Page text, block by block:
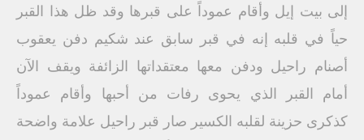
إلى بيت إيل وأقام عموداً على قبرها وقد ظل هذا القبر
حياً في قلبه إنه في قبر سابق عند شكيم دفن يعقوب
أصنام راحيل ودفن معها معتقداتها الزائفة ويقف الآن
أمام القبر الذي يحوى رفات من أحبها وأقام عموداً
كذكرى حزينة لقلبه الكسير صار قبر راحيل علامة واضحة